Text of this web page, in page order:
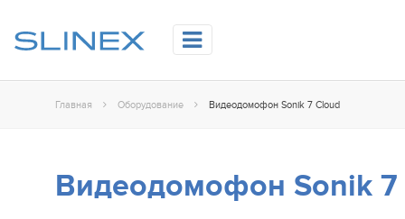
Главная Оборудование Видеодомофон Sonik 7 Cloud
Видеодомофон Sonik 7